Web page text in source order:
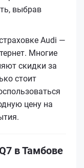
выбрав
Audi —
Многие
скидки за
стоит
цену на
в Тамбове